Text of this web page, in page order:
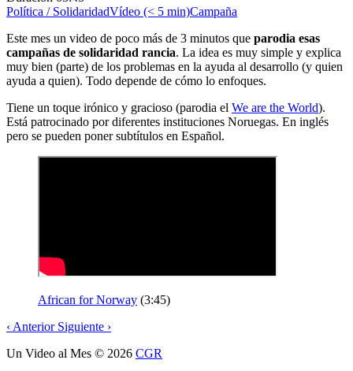
Política / SolidaridadVídeo (< 5 min)Campaña
Este mes un video de poco más de 3 minutos que parodia esas
campañas de solidaridad rancia. La idea es muy simple y explica
muy bien (parte) de los problemas en la ayuda al desarrollo (y quien
ayuda a quien). Todo depende de cómo lo enfoques.
Tiene un toque irónico y gracioso (parodia el We are the World).
Está patrocinado por diferentes instituciones Noruegas. En inglés
pero se pueden poner subtítulos en Español.
African for Norway (3:45)
‹ Anterior Siguiente ›
Un Video al Mes © 2026 CGR